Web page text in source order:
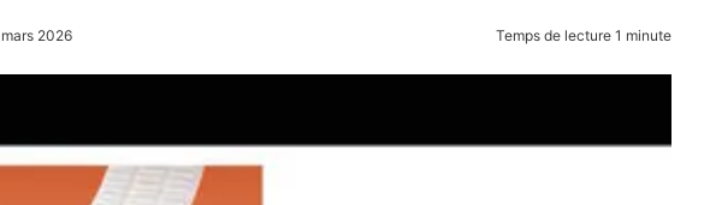
2026 Temps de lecture 1 minute